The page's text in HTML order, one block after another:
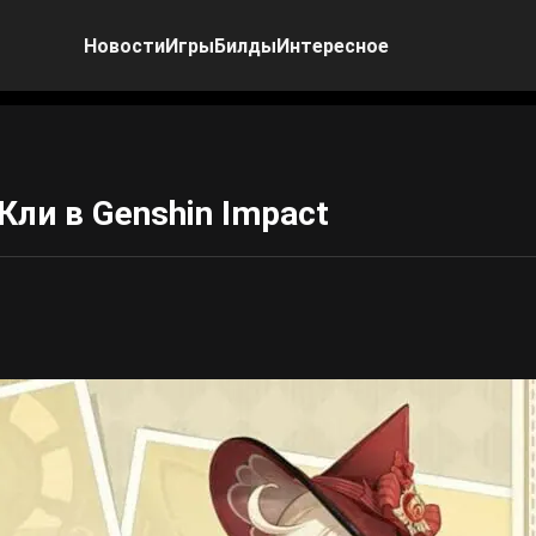
НовостиИгрыБилдыИнтересное
в Genshin Impact